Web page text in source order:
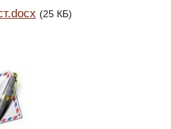
(25 КБ)